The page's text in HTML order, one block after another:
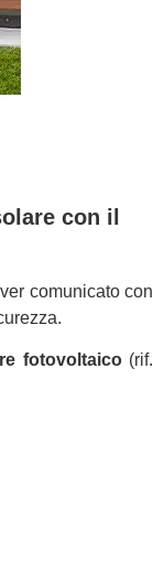
con il
comunicato con
fotovoltaico (rif.